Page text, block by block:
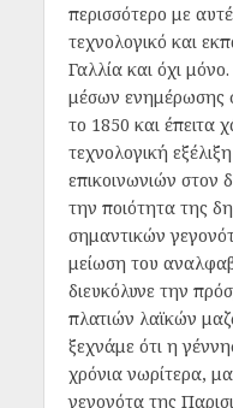
περισσότερο με
τεχνολογικό και
Γαλλία και όχι
μέσων ενημέρωσης
το 1850 και έπειτα
τεχνολογική
επικοινωνιών στον
την ποιότητα της
σημαντικών
μείωση του
διευκόλυνε την
πλατιών λαϊκών
ξεχνάμε ότι η
χρόνια νωρίτερα,
γεγονότα της